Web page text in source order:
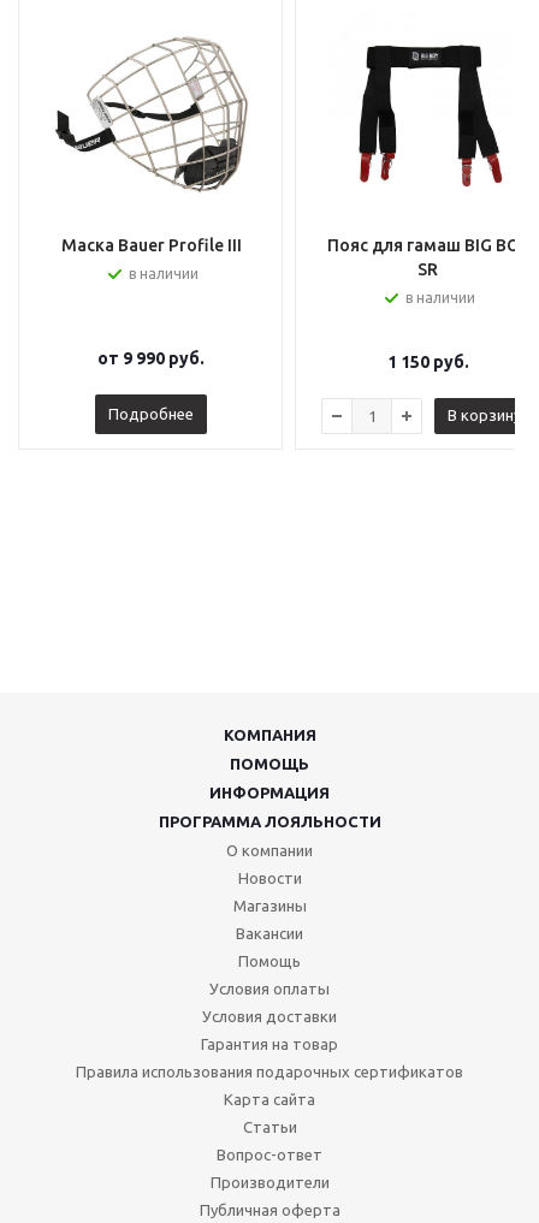
Маска Bauer Profile III
в наличии
от 9 990 руб.
Подробнее
Пояс для гамаш BIG BOY
SR
в наличии
1 150руб.
В корзину
КОМПАНИЯ
ПОМОЩЬ
ИНФОРМАЦИЯ
ПРОГРАММА ЛОЯЛЬНОСТИ
О компании
Новости
Магазины
Вакансии
Помощь
Условия оплаты
Условия доставки
Гарантия на товар
Правила использования подарочных сертификатов
Карта сайта
Статьи
Вопрос-ответ
Производители
Публичная оферта